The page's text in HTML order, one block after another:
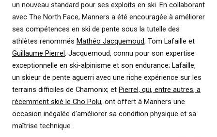
un nouveau standard pour ses exploits en ski. En collaborant
avec The North Face, Manners a été encouragée à améliorer
ses compétences en ski de pente sous la tutelle des
athlètes renommés Mathéo Jacquemoud, Tom Lafaille et
Guillaume Pierrel. Jacquemoud, connu pour son expertise
exceptionnelle en ski-alpinisme et son endurance; Lafaille,
un skieur de pente aguerri avec une riche expérience sur les
terrains difficiles de Chamonix; et Pierrel, qui, entre autres, a
récemment skié le Cho Polu, ont offert à Manners une
occasion inégalée d’améliorer sa condition physique et sa
maîtrise technique.